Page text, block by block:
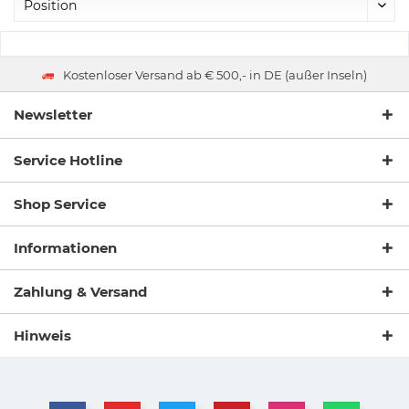
Kostenloser Versand ab € 500,- in DE (außer Inseln)
Newsletter
Service Hotline
Shop Service
Informationen
Zahlung & Versand
Hinweis